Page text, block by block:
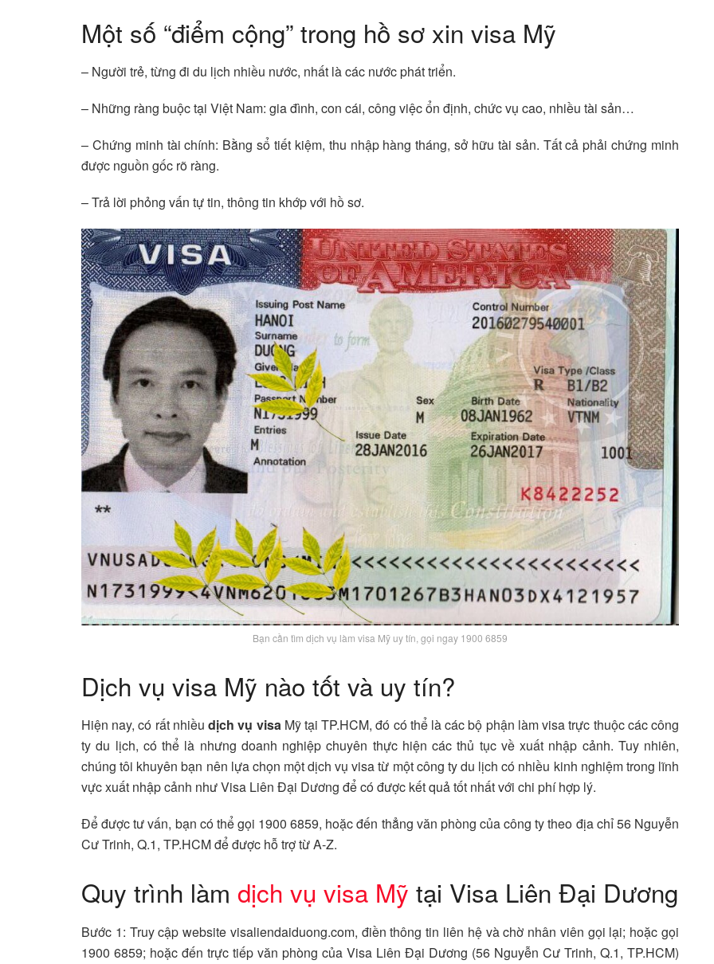
Một số “điểm cộng” trong hồ sơ xin visa Mỹ
– Người trẻ, từng đi du lịch nhiều nước, nhất là các nước phát triển.
– Những ràng buộc tại Việt Nam: gia đình, con cái, công việc ổn định, chức vụ cao, nhiều tài sản…
– Chứng minh tài chính: Bằng sổ tiết kiệm, thu nhập hàng tháng, sở hữu tài sản. Tất cả phải chứng minh
được nguồn gốc rõ ràng.
– Trả lời phỏng vấn tự tin, thông tin khớp với hồ sơ.
Bạn cần tìm dịch vụ làm visa Mỹ uy tín, gọi ngay 1900 6859
Dịch vụ visa Mỹ nào tốt và uy tín?
Hiện nay, có rất nhiềudịch vụ visa Mỹ tại TP.HCM, đó có thể là các bộ phận làm visa trực thuộc các công
ty du lịch, có thể là nhưng doanh nghiệp chuyên thực hiện các thủ tục về xuất nhập cảnh. Tuy nhiên,
chúng tôi khuyên bạn nên lựa chọn một dịch vụ visa từ một công ty du lịch có nhiều kinh nghiệm trong lĩnh
vực xuất nhập cảnh như Visa Liên Đại Dương để có được kết quả tốt nhất với chi phí hợp lý.
Để được tư vấn, bạn có thể gọi 1900 6859, hoặc đến thẳng văn phòng của công ty theo địa chỉ 56 Nguyễn
Cư Trinh, Q.1, TP.HCM để được hỗ trợ từ A-Z.
Quy trình làm dịch vụ visa Mỹ tại Visa Liên Đại Dương
Bước 1: Truy cập website visaliendaiduong.com, điền thông tin liên hệ và chờ nhân viên gọi lại; hoặc gọi
1900 6859; hoặc đến trực tiếp văn phòng của Visa Liên Đại Dương (56 Nguyễn Cư Trinh, Q.1, TP.HCM)